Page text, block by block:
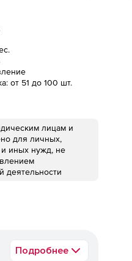
от 51 до 100 шт.
лицам и
для личных,
иных нужд, не
деятельности
Подробнее